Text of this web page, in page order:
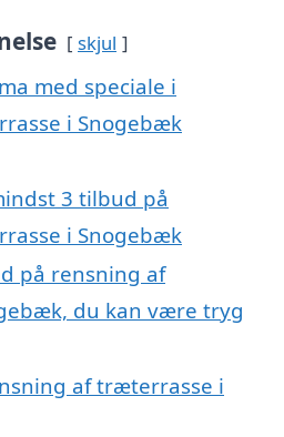
skjul
med speciale i
i Snogebæk
3 tilbud på
i Snogebæk
på rensning af
du kan være tryg
af træterrasse i